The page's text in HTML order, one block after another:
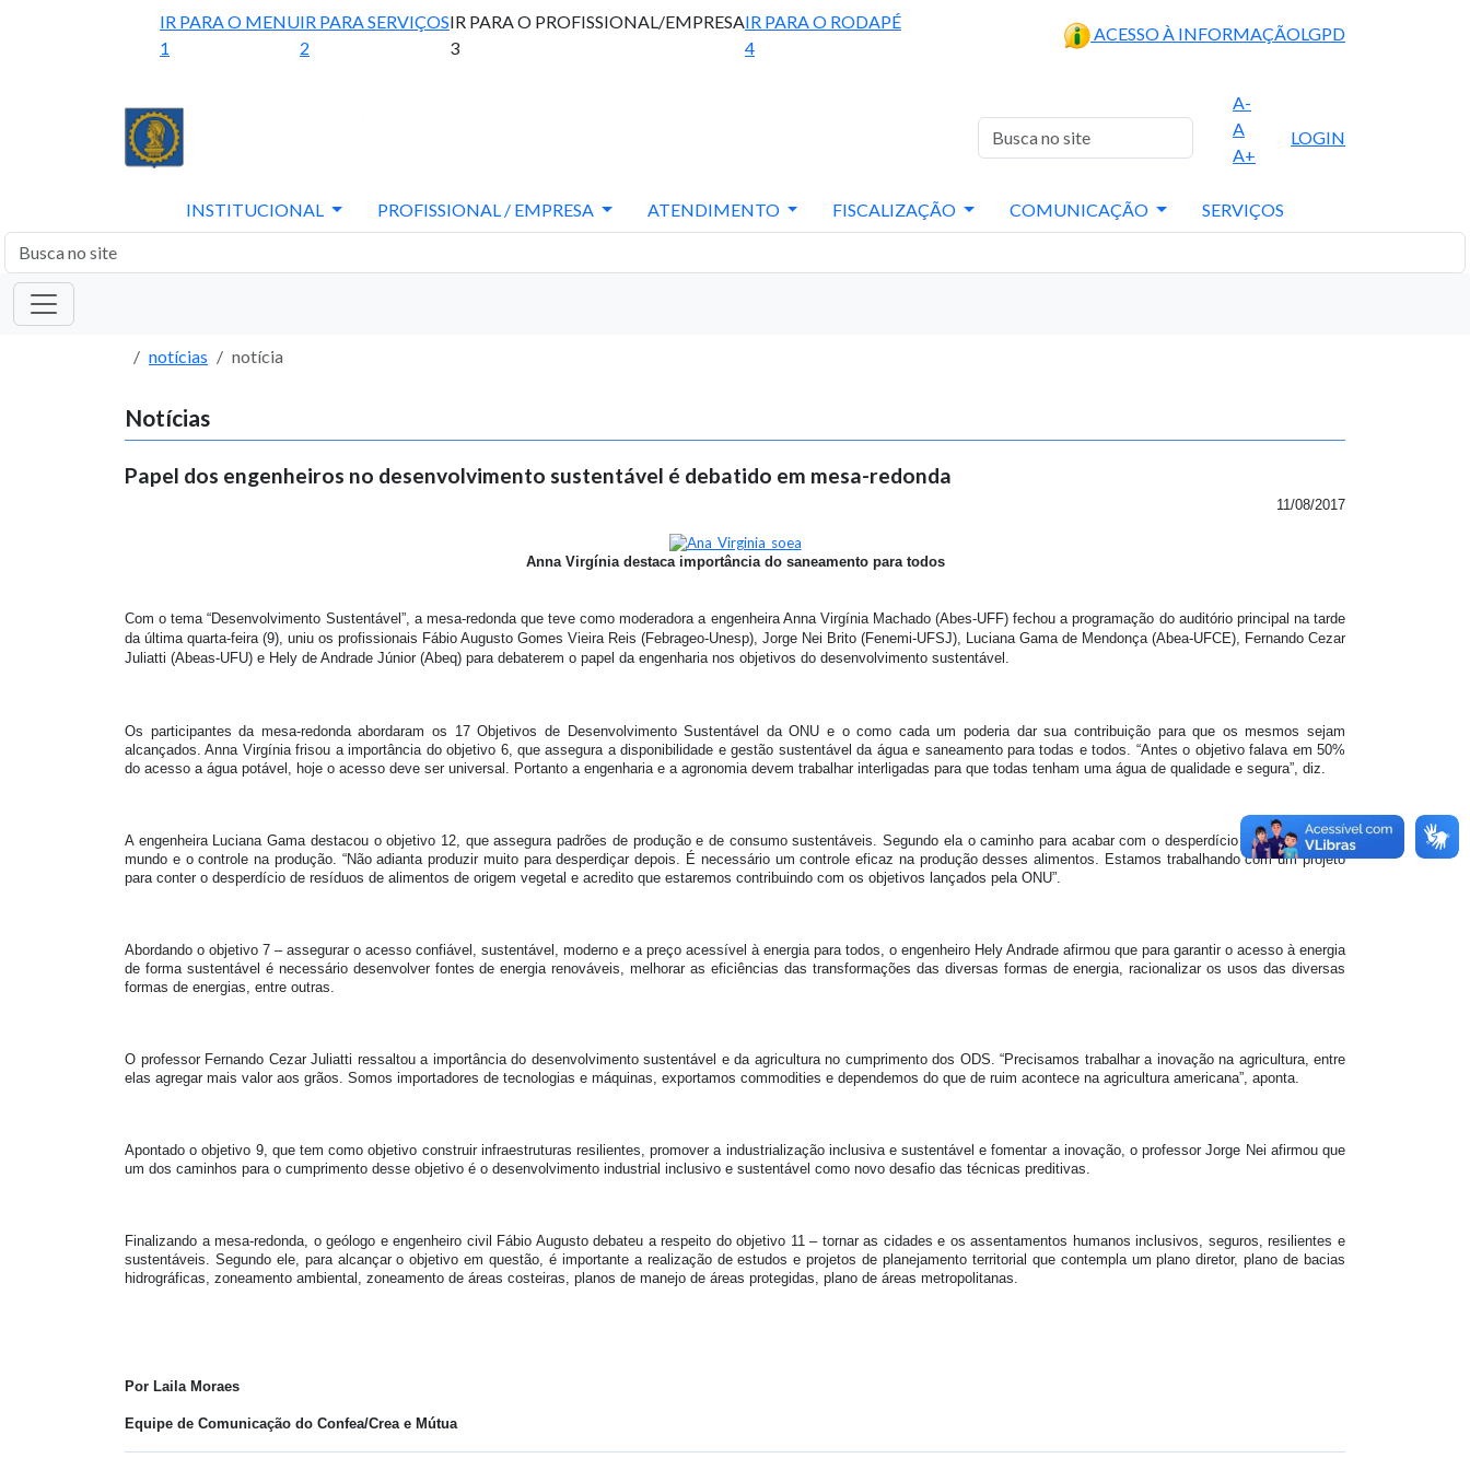
IR PARA O MENU
1
IR PARA SERVIÇOS
2
IR PARA O PROFISSIONAL/EMPRESA
3
IR PARA O RODAPÉ
4
ACESSO À INFORMAÇÃOLGPD
A-
A
A+
LOGIN
INSTITUCIONAL PROFISSIONAL / EMPRESA ATENDIMENTO FISCALIZAÇÃO COMUNICAÇÃO SERVIÇOS
notícias notícia
Notícias
Papel dos engenheiros no desenvolvimento sustentável é debatido em mesa-redonda
11/08/2017
Anna Virgínia destaca importância do saneamento para todos
Com o tema “Desenvolvimento Sustentável”, a mesa-redonda que teve como moderadora a engenheira Anna Virgínia Machado (Abes-UFF) fechou a programação do auditório principal na tarde
da última quarta-feira (9), uniu os profissionais Fábio Augusto Gomes Vieira Reis (Febrageo-Unesp), Jorge Nei Brito (Fenemi-UFSJ), Luciana Gama de Mendonça (Abea-UFCE), Fernando Cezar
Juliatti (Abeas-UFU) e Hely de Andrade Júnior (Abeq) para debaterem o papel da engenharia nos objetivos do desenvolvimento sustentável.
Os participantes da mesa-redonda abordaram os 17 Objetivos de Desenvolvimento Sustentável da ONU e o como cada um poderia dar sua contribuição para que os mesmos sejam
alcançados. Anna Virgínia frisou a importância do objetivo 6, que assegura a disponibilidade e gestão sustentável da água e saneamento para todas e todos. “Antes o objetivo falava em 50%
do acesso a água potável, hoje o acesso deve ser universal. Portanto a engenharia e a agronomia devem trabalhar interligadas para que todas tenham uma água de qualidade e segura”, diz.
A engenheira Luciana Gama destacou o objetivo 12, que assegura padrões de produção e de consumo sustentáveis. Segundo ela o caminho para acabar com o desperdício de alimentos no
mundo e o controle na produção. “Não adianta produzir muito para desperdiçar depois. É necessário um controle eficaz na produção desses alimentos. Estamos trabalhando com um projeto
para conter o desperdício de resíduos de alimentos de origem vegetal e acredito que estaremos contribuindo com os objetivos lançados pela ONU”.
Abordando o objetivo 7 – assegurar o acesso confiável, sustentável, moderno e a preço acessível à energia para todos, o engenheiro Hely Andrade afirmou que para garantir o acesso à energia
de forma sustentável é necessário desenvolver fontes de energia renováveis, melhorar as eficiências das transformações das diversas formas de energia, racionalizar os usos das diversas
formas de energias, entre outras.
O professor Fernando Cezar Juliatti ressaltou a importância do desenvolvimento sustentável e da agricultura no cumprimento dos ODS. “Precisamos trabalhar a inovação na agricultura, entre
elas agregar mais valor aos grãos. Somos importadores de tecnologias e máquinas, exportamos commodities e dependemos do que de ruim acontece na agricultura americana”, aponta.
Apontado o objetivo 9, que tem como objetivo construir infraestruturas resilientes, promover a industrialização inclusiva e sustentável e fomentar a inovação, o professor Jorge Nei afirmou que
um dos caminhos para o cumprimento desse objetivo é o desenvolvimento industrial inclusivo e sustentável como novo desafio das técnicas preditivas.
Finalizando a mesa-redonda, o geólogo e engenheiro civil Fábio Augusto debateu a respeito do objetivo 11 – tornar as cidades e os assentamentos humanos inclusivos, seguros, resilientes e
sustentáveis. Segundo ele, para alcançar o objetivo em questão, é importante a realização de estudos e projetos de planejamento territorial que contempla um plano diretor, plano de bacias
hidrográficas, zoneamento ambiental, zoneamento de áreas costeiras, planos de manejo de áreas protegidas, plano de áreas metropolitanas.
Por Laila Moraes
Equipe de Comunicação do Confea/Crea e Mútua